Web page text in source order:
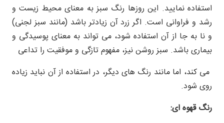
استفاده نمایید. این روزها رنگ سبز به معنای محیط زیست و
رشد و فراوانی است. اگر زرد آن زیادتر باشد (مانند سبز لجنی)
و نا به جا از آن استفاده شود، می تواند به معنای پوسیدگی و
بیماری باشد. سبز روشن نیز، مفهوم تازگی و موفقیت را تداعی
می کند، اما مانند رنگ های دیگر، در استفاده از آن نباید زیاده
روی شود.
رنگ قهوه ای: